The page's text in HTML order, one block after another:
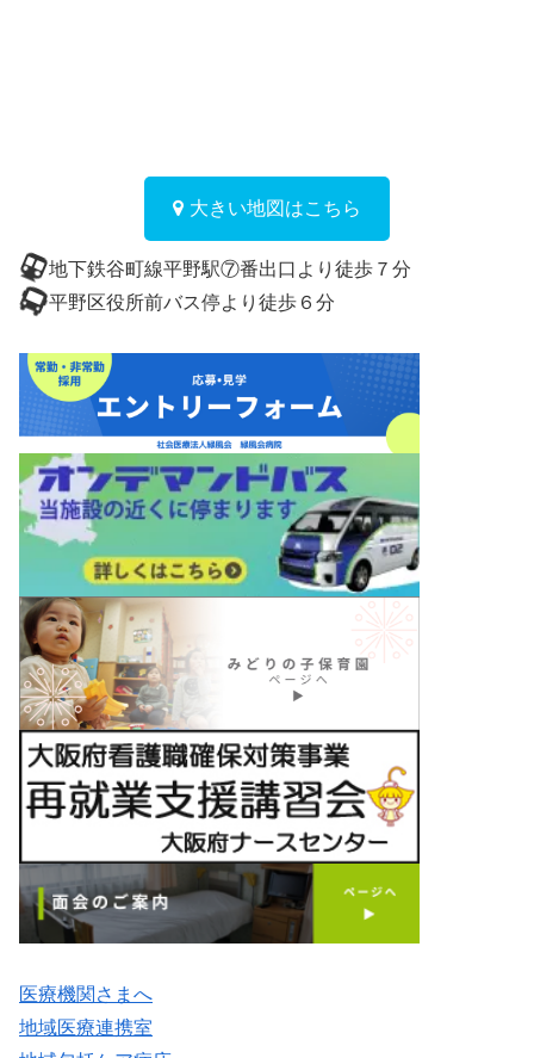
大きい地図はこちら
地下鉄谷町線平野駅⑦番出口より徒歩７分
平野区役所前バス停より徒歩６分
医療機関さまへ
地域医療連携室